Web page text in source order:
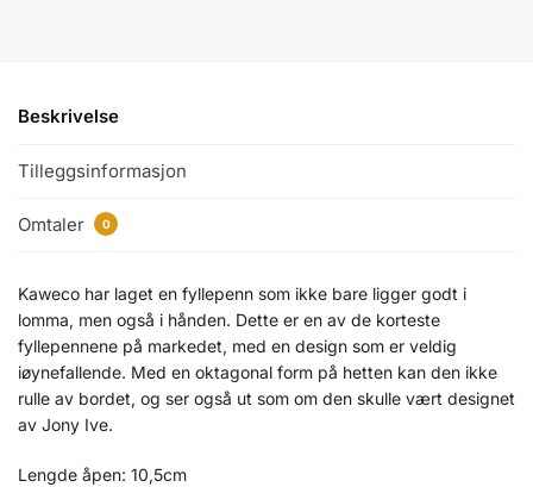
Beskrivelse
Tilleggsinformasjon
Omtaler 0
Kaweco har laget en fyllepenn som ikke bare ligger godt i
lomma, men også i hånden. Dette er en av de korteste
fyllepennene på markedet, med en design som er veldig
iøynefallende. Med en oktagonal form på hetten kan den ikke
rulle av bordet, og ser også ut som om den skulle vært designet
av Jony Ive.
Lengde åpen: 10,5cm